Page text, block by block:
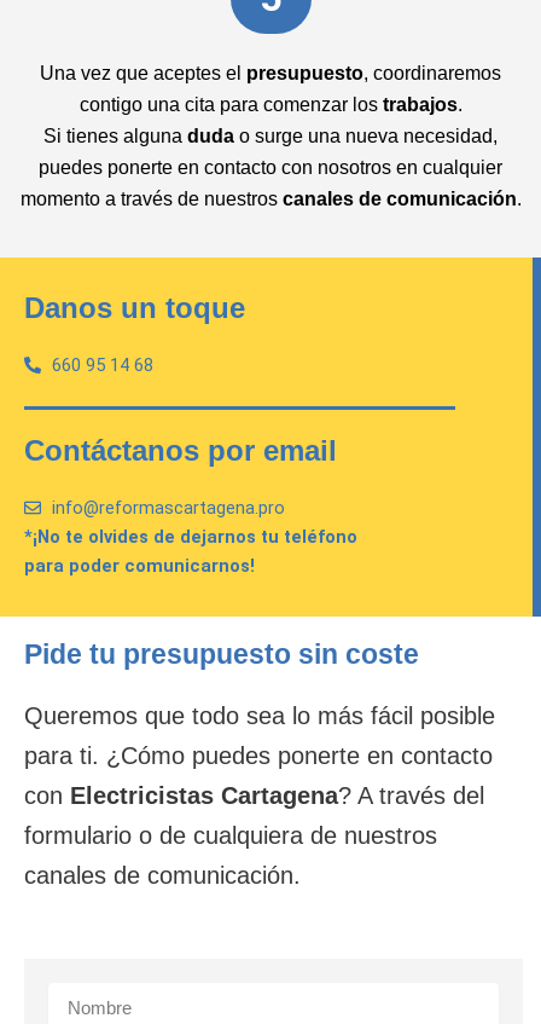
Una vez que aceptes el presupuesto, coordinaremos
contigo una cita para comenzar los trabajos.
Si tienes alguna duda o surge una nueva necesidad,
puedes ponerte en contacto con nosotros en cualquier
momento a través de nuestros canales de comunicación.
Danos un toque
660 95 14 68
Contáctanos por email
info@reformascartagena.pro
*¡No te olvides de dejarnos tu teléfono
para poder comunicarnos!
Pide tu presupuesto sin coste
Queremos que todo sea lo más fácil posible
para ti. ¿Cómo puedes ponerte en contacto
con Electricistas Cartagena? A través del
formulario o de cualquiera de nuestros
canales de comunicación.